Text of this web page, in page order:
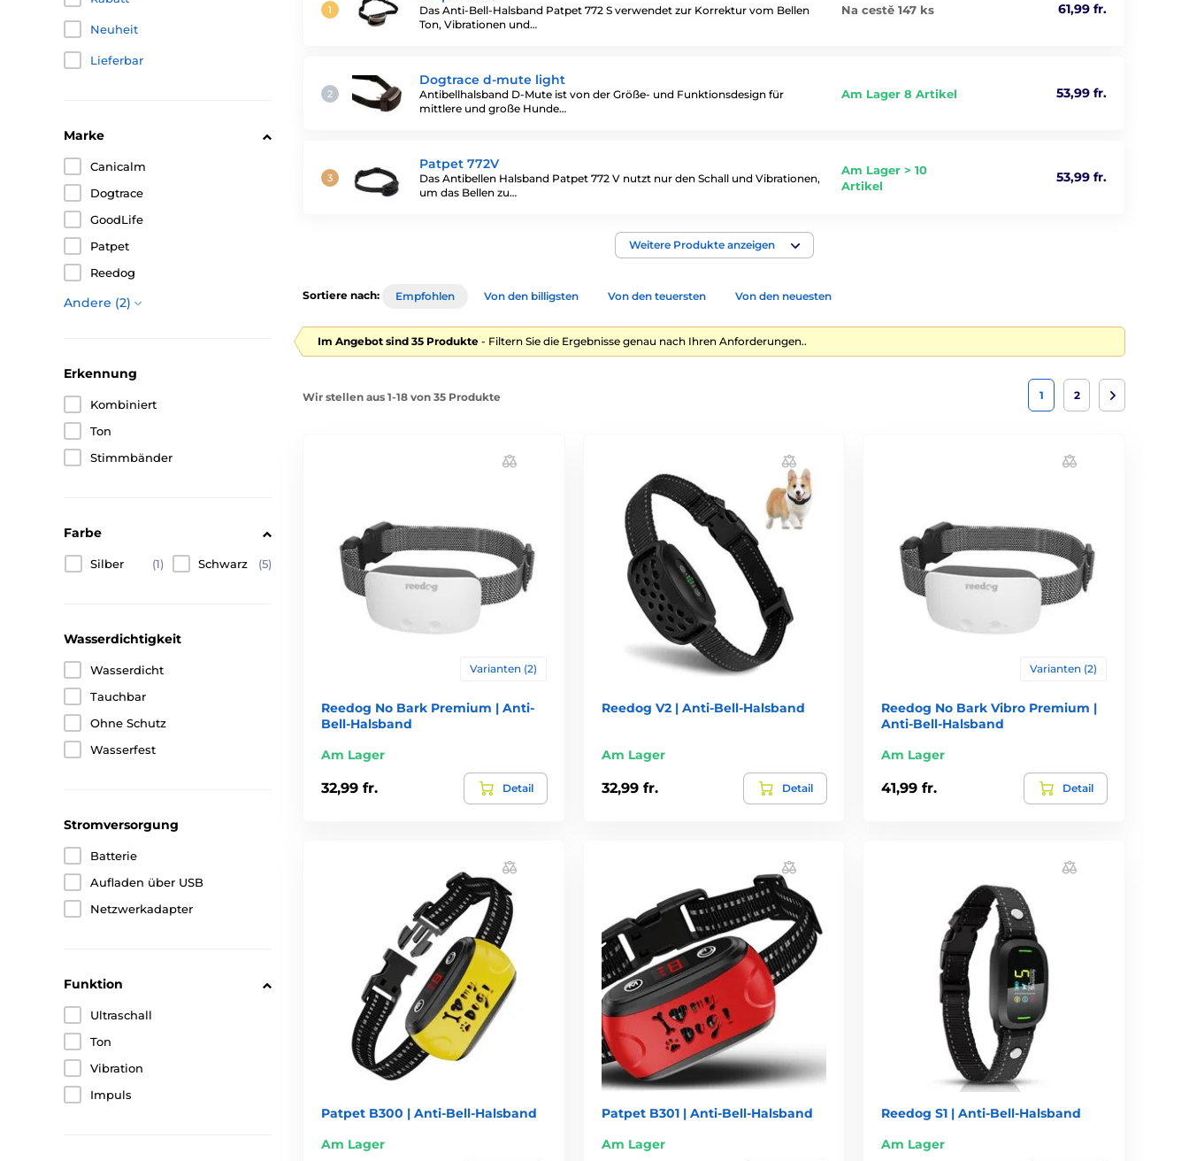
Das Anti-Bell-Halsband Patpet 772 S verwendet zur Korrektur vom Bellen
Ton, Vibrationen und…
Na cestě 147 ks 61,99 fr.
Dogtrace d-mute light
Antibellhalsband D-Mute ist von der Größe- und Funktionsdesign für
mittlere und große Hunde…
Am Lager 8 Artikel 53,99 fr.
Patpet 772V
Das Antibellen Halsband Patpet 772 V nutzt nur den Schall und Vibrationen,
um das Bellen zu…
Am Lager > 10
Artikel
53,99 fr.
Weitere Produkte anzeigen
Neuheit
Lieferbar
Marke
Canicalm
Dogtrace
GoodLife
Patpet
Reedog
Andere (2)
Erkennung
Kombiniert
Ton
Stimmbänder
Farbe
Silber (1) Schwarz (5)
Wasserdichtigkeit
Wasserdicht
Tauchbar
Ohne Schutz
Wasserfest
Stromversorgung
Batterie
Aufladen über USB
Netzwerkadapter
Funktion
Ultraschall
Ton
Vibration
Impuls
Sortiere nach: Empfohlen Von den billigsten Von den teuersten Von den neuesten
Im Angebot sind 35 Produkte - Filtern Sie die Ergebnisse genau nach Ihren Anforderungen..
Wir stellen aus 1-18 von 35 Produkte 1 2
Varianten (2)
Reedog No Bark Premium | Anti-
Bell-Halsband
Am Lager
32,99 fr. Detail
Reedog V2 | Anti-Bell-Halsband
Am Lager
32,99 fr. Detail
Varianten (2)
Reedog No Bark Vibro Premium |
Anti-Bell-Halsband
Am Lager
41,99 fr. Detail
Patpet B300 | Anti-Bell-Halsband
Am Lager
Patpet B301 | Anti-Bell-Halsband
Am Lager
Reedog S1 | Anti-Bell-Halsband
Am Lager